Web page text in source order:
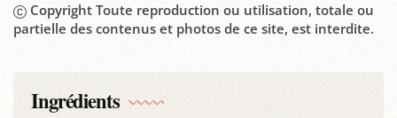
Copyright Toute reproduction ou utilisation, totale ou
partielle des contenus et photos de ce site, est interdite.
Ingrédients